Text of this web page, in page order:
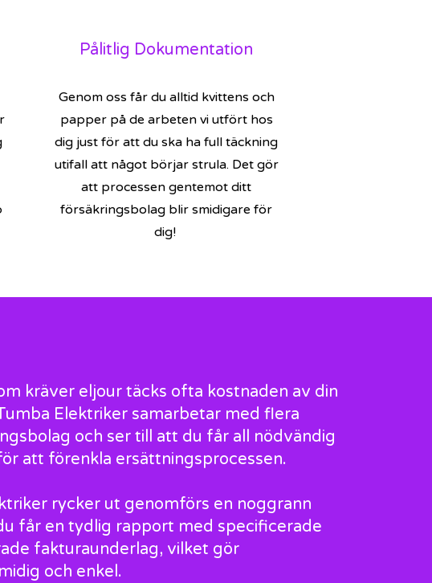
Pålitlig Dokumentation
Genom oss får du alltid kvittens och
papper på de arbeten vi utfört hos
dig just för att du ska ha full täckning
utifall att något börjar strula. Det gör
att processen gentemot ditt
försäkringsbolag blir smidigare för
dig!
kräver eljour täcks ofta kostnaden av din
Elektriker samarbetar med flera
och ser till att du får all nödvändig
att förenkla ersättningsprocessen.
rycker ut genomförs en noggrann
får en tydlig rapport med specificerade
fakturaunderlag, vilket gör
och enkel.